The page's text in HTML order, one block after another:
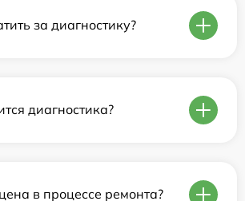
за диагностику?
диагностика?
в процессе ремонта?